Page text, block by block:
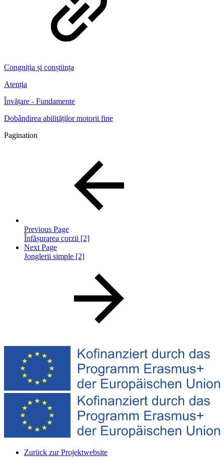
Congniția și conștiința
Atenția
Învățare - Fundamente
Dobândirea abilităților motorii fine
Pagination
Previous Page
Înfășurarea corzii [2]
Next Page
Jonglerii simple [2]
Zurück zur Projektwebsite